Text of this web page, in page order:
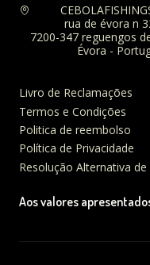
rua de évora n
7200-347 reguengos
Évora -
Livro de Reclamações
Termos e Condições
Politica de reembolso
Política de Privacidade
Resolução Alternativa
Aos valores